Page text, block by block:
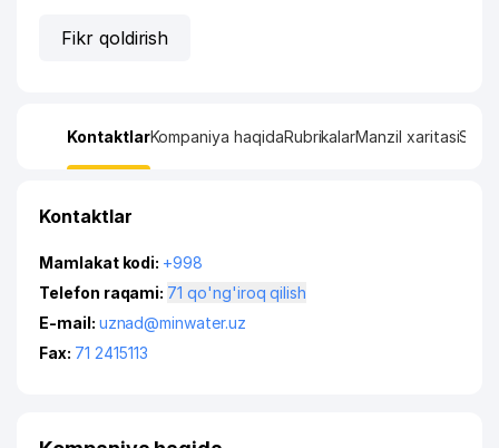
Fikr qoldirish
KontaktlarKompaniya haqidaRubrikalarManzil xaritasi
Kontaktlar
Mamlakat kodi: +998
Telefon raqami:
71 qo'ng'iroq qilish
E-mail: uznad@minwater.uz
Fax: 71 2415113